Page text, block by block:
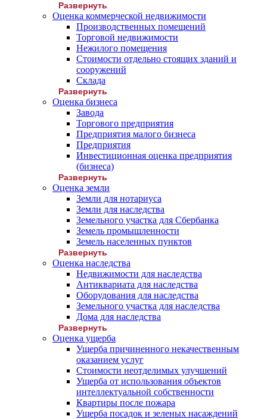
Развернуть
Оценка коммерческой недвижимости
Производственных помещений
Торговой недвижимости
Нежилого помещения
Стоимости отдельно стоящих зданий и
сооружений
Склада
Развернуть
Оценка бизнеса
Завода
Торгового предприятия
Предприятия малого бизнеса
Предприятия
Инвестиционная оценка предприятия
(бизнеса)
Развернуть
Оценка земли
Земли для нотариуса
Земли для наследства
Земельного участка для Сбербанка
Земель промышленности
Земель населенных пунктов
Развернуть
Оценка наследства
Недвижимости для наследства
Антиквариата для наследства
Оборудования для наследства
Земельного участка для наследства
Дома для наследства
Развернуть
Оценка ущерба
Ущерба причиненного некачественным
оказанием услуг
Стоимости неотделимых улучшений
Ущерба от использования объектов
интеллектуальной собственности
Квартиры после пожара
Ущерба посадок и зеленых насаждений